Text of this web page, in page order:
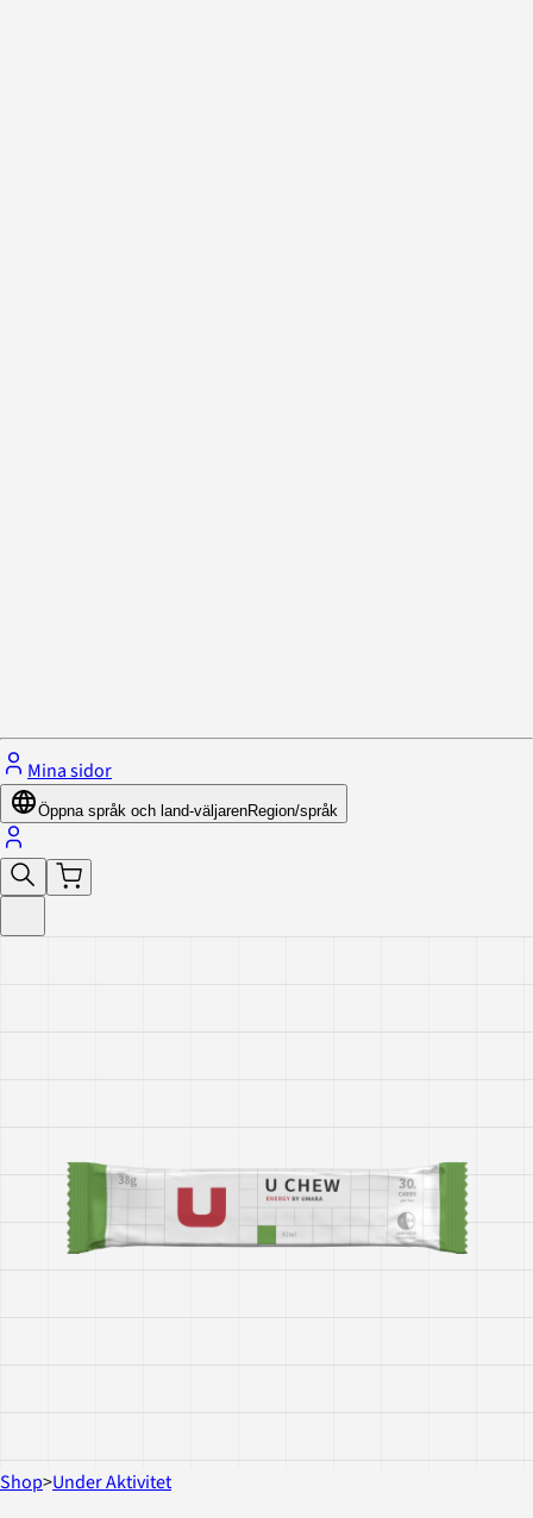
Mina sidor
Öppna språk och land-väljarenRegion/språk
Shop>Under Aktivitet